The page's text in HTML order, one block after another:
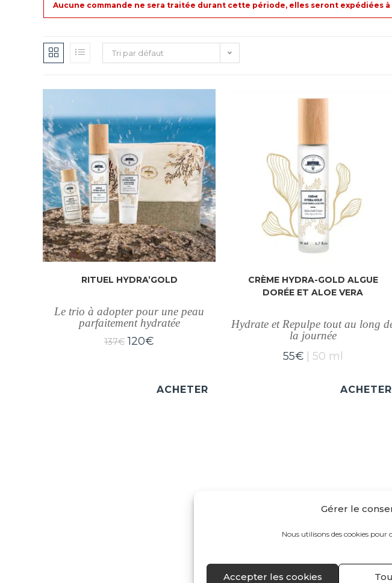
Gérer le
Nous utilisons des cookies
Accepter les cookies
Aucune commande ne sera traitée durant cette période, elles seront expédiées à
Tri par défaut
RITUEL HYDRA’GOLD
Le trio à adopter pour une peau
parfaitement hydratée
137€ 120€
ACHETER
CRÈME HYDRA-GOLD ALGUE
DORÉE ET ALOE VERA
Hydrate et Repulpe tout au long
la journée
55€ 50 ml
ACHETER